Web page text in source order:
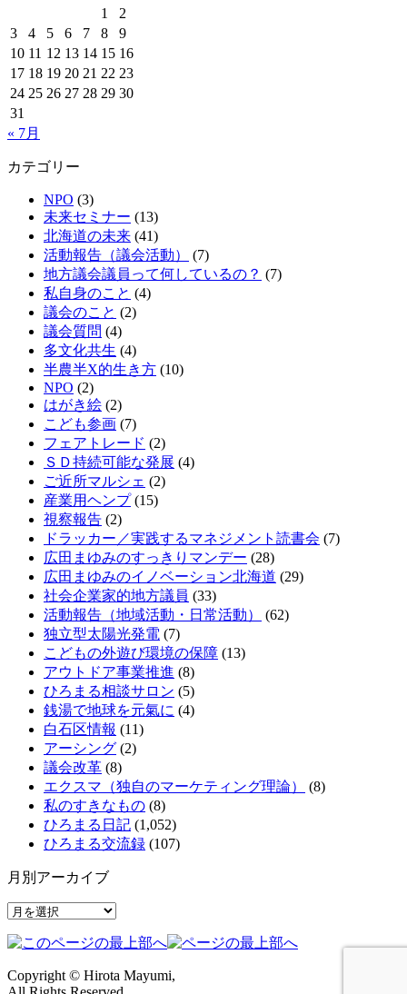
1
2
3
4 5 6 7 8
9
10 11 12 13 14 15 16
17 18 19 20 21 22 23
24 25 26 27 28 29 30
31
« 7月
カテゴリー
NPO (3)
未来セミナー (13)
北海道の未来 (41)
活動報告（議会活動）
(7)
地方議会議員って何しているの？ (7)
私自身のこと (4)
議会のこと (2)
議会質問 (4)
多文化共生 (4)
半農半X的生き方 (10)
NPO (2)
はがき絵 (2)
こども参画 (7)
フェアトレード (2)
ＳＤ持続可能な発展 (4)
ご近所マルシェ (2)
産業用ヘンプ(15)
視察報告 (2)
ドラッカー／実践するマネジメント読書会 (7)
広田まゆみのすっきりマンデー (28)
広田まゆみのイノベーション北海道 (29)
社会企業家的地方議員 (33)
活動報告（地域活動・日常活動）
(62)
独立型太陽光発電 (7)
こどもの外遊び環境の保障 (13)
アウトドア事業推進 (8)
ひろまる相談サロン (5)
銭湯で地球を元氣に (4)
白石区情報 (11)
アーシング (2)
議会改革 (8)
エクスマ（独自のマーケティング理論）
(8)
私のすきなもの (8)
ひろまる日記 (1,052)
ひろまる交流録 (107)
月別アーカイブ
月
ア
ー
カ
Copyright © Hirota Mayumi,